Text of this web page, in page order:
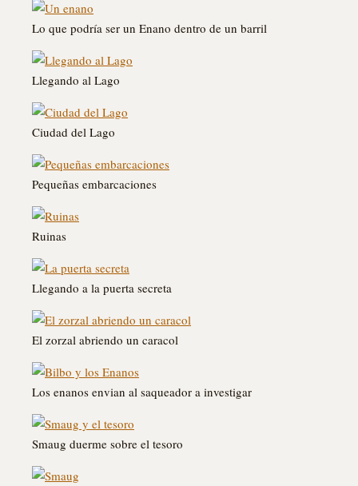
Lo que podría ser un Enano dentro de un barril
Llegando al Lago
Ciudad del Lago
Pequeñas embarcaciones
Ruinas
Llegando a la puerta secreta
El zorzal abriendo un caracol
Los enanos envian al saqueador a investigar
Smaug duerme sobre el tesoro